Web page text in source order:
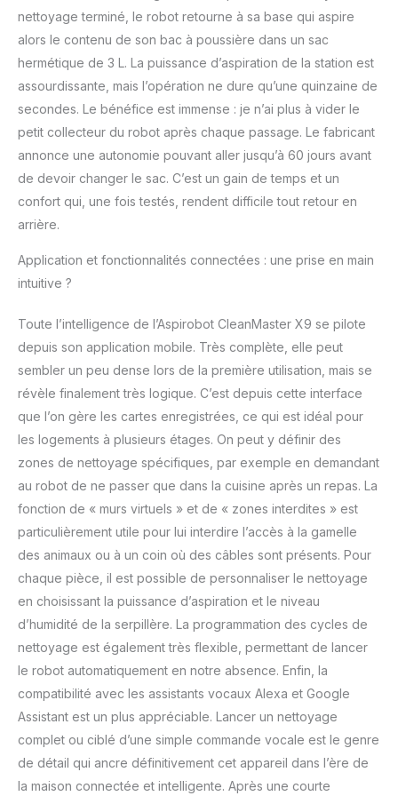
nettoyage terminé, le robot retourne à sa base qui aspire
alors le contenu de son bac à poussière dans un sac
hermétique de 3 L. La puissance d’aspiration de la station est
assourdissante, mais l’opération ne dure qu’une quinzaine de
secondes. Le bénéfice est immense : je n’ai plus à vider le
petit collecteur du robot après chaque passage. Le fabricant
annonce une autonomie pouvant aller jusqu’à 60 jours avant
de devoir changer le sac. C’est un gain de temps et un
confort qui, une fois testés, rendent difficile tout retour en
arrière.
Application et fonctionnalités connectées : une prise en main
intuitive ?
Toute l’intelligence de l’Aspirobot CleanMaster X9 se pilote
depuis son application mobile. Très complète, elle peut
sembler un peu dense lors de la première utilisation, mais se
révèle finalement très logique. C’est depuis cette interface
que l’on gère les cartes enregistrées, ce qui est idéal pour
les logements à plusieurs étages. On peut y définir des
zones de nettoyage spécifiques, par exemple en demandant
au robot de ne passer que dans la cuisine après un repas. La
fonction de « murs virtuels » et de « zones interdites » est
particulièrement utile pour lui interdire l’accès à la gamelle
des animaux ou à un coin où des câbles sont présents. Pour
chaque pièce, il est possible de personnaliser le nettoyage
en choisissant la puissance d’aspiration et le niveau
d’humidité de la serpillère. La programmation des cycles de
nettoyage est également très flexible, permettant de lancer
le robot automatiquement en notre absence. Enfin, la
compatibilité avec les assistants vocaux Alexa et Google
Assistant est un plus appréciable. Lancer un nettoyage
complet ou ciblé d’une simple commande vocale est le genre
de détail qui ancre définitivement cet appareil dans l’ère de
la maison connectée et intelligente. Après une courte